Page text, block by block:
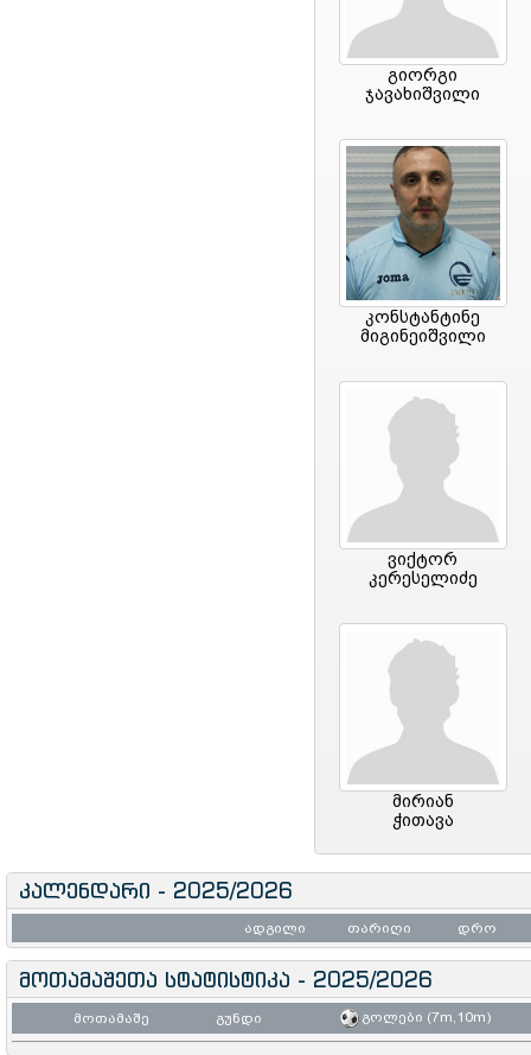
გიორგი
ჯავახიშვილი
კონსტანტინე
მიგინეიშვილი
ვიქტორ
კერესელიძე
მირიან
ჭითავა
კალენდარი - 2025/2026
ადგილი თარიღი დრო
მოთამაშეთა სტატისტიკა - 2025/2026
მოთამაშე გუნდი გოლები (7m,10m)